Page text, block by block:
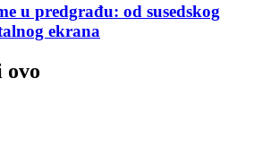
u predgrađu: od susedskog
ekrana
ovo